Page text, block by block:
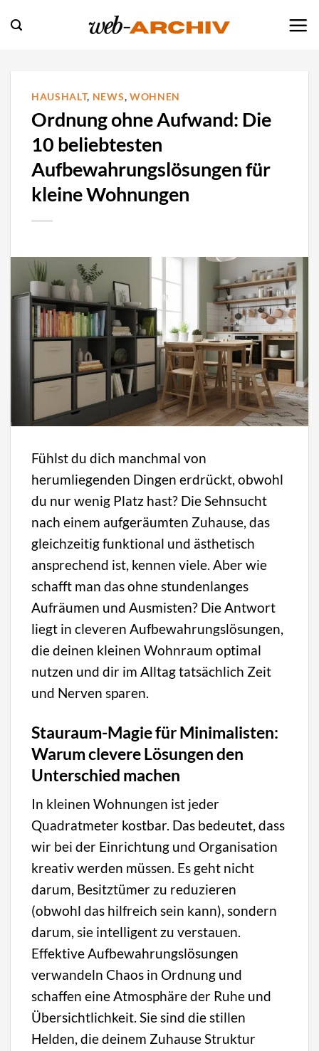
Inhalt
HAUSHALT, NEWS, WOHNEN
Ordnung ohne Aufwand: Die
10 beliebtesten
Aufbewahrungslösungen für
kleine Wohnungen
Fühlst du dich manchmal von
herumliegenden Dingen erdrückt, obwohl
du nur wenig Platz hast? Die Sehnsucht
nach einem aufgeräumten Zuhause, das
gleichzeitig funktional und ästhetisch
ansprechend ist, kennen viele. Aber wie
schafft man das ohne stundenlanges
Aufräumen und Ausmisten? Die Antwort
liegt in cleveren Aufbewahrungslösungen,
die deinen kleinen Wohnraum optimal
nutzen und dir im Alltag tatsächlich Zeit
und Nerven sparen.
Stauraum-Magie für Minimalisten:
Warum clevere Lösungen den
Unterschied machen
In kleinen Wohnungen ist jeder
Quadratmeter kostbar. Das bedeutet, dass
wir bei der Einrichtung und Organisation
kreativ werden müssen. Es geht nicht
darum, Besitztümer zu reduzieren
(obwohl das hilfreich sein kann), sondern
darum, sie intelligent zu verstauen.
Effektive Aufbewahrungslösungen
verwandeln Chaos in Ordnung und
schaffen eine Atmosphäre der Ruhe und
Übersichtlichkeit. Sie sind die stillen
Helden, die deinem Zuhause Struktur